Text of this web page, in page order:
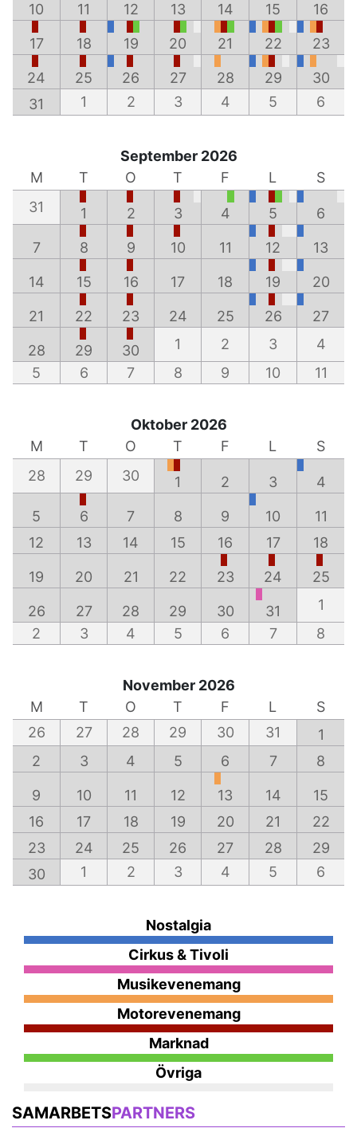
10 11 12 13 14 15 16
17 18 19 20 21 22 23
24 25 26 27 28 29
30
31
1 2 3 4 5 6
September 2026
M
T O T F L
S
31
1 2 3 4 5 6
7 8 9 10 11 12 13
14 15 16 17 18 19 20
21 22 23 24 25 26 27
28 29 30 1 2 3
4
5
6 7 8 9 10 11
Oktober 2026
M
T O T F L
S
28
29 30 1 2 3 4
5 6 7 8 9 10
11
12
13 14 15 16 17 18
19 20 21 22 23 24 25
26 27 28 29 30 31
1
2
3 4 5 6 7 8
November 2026
M
T O T F L
S
26
27 28 29 30 31
1
2
3 4 5 6 7 8
9 10 11 12 13 14
15
16
17 18 19 20 21
22
23
24 25 26 27 28
29
30
1 2 3 4 5 6
Nostalgia
Cirkus & Tivoli
Musikevenemang
Motorevenemang
Marknad
Övriga
SAMARBETSPARTNERS